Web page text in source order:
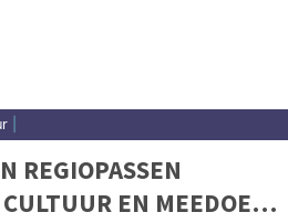
REGIOPASSEN
EN MEEDOEN